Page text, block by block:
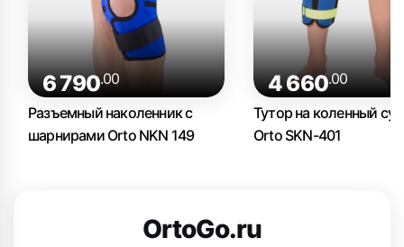
6 790.00
Разъемный наколенник с
шарнирами Orto NKN 149
4 660.00
Тутор на коленный
Orto SKN-401
OrtoGo.ru